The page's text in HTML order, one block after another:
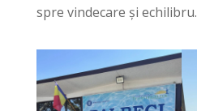
spre vindecare și echilibru.